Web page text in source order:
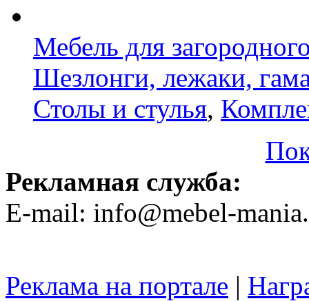
Мебель для
Шезлонги, лежаки,
Столы и стулья,
Рекламная служба:
E-mail: info@mebel-
Реклама на портале |